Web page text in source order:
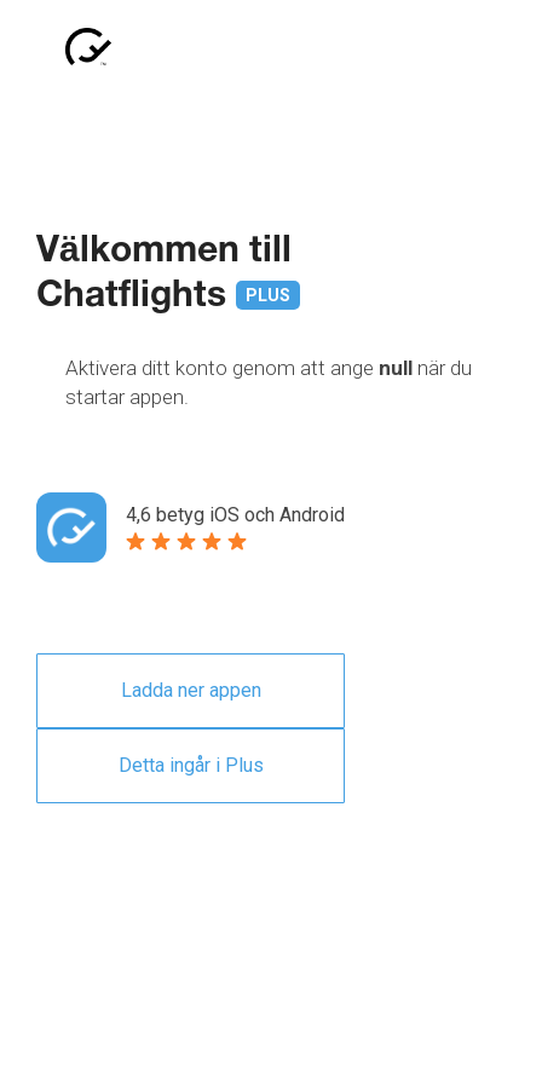
Välkommen till
Chatflights
PLUS
Aktivera ditt konto genom att ange null när du
startar appen.
4,6 betyg iOS och Android
Ladda ner appen
Detta ingår i Plus